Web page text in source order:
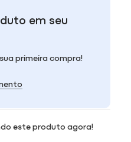
em seu
primeira compra!
este produto agora!